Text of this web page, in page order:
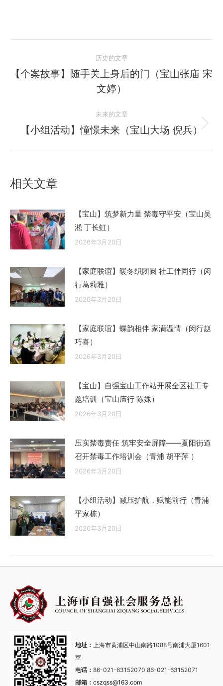
章
历史的文章
历
史
章：
【个案故事】随手关上身后的门（宝山张庙 宋
文婷）
未来的文章
未
【小组活动】憧憬未来（宝山大场 倪兵）
相关文章
【宝山】筑梦新力量 禁毒守平安（宝山吴
淞 丁长虹）
2026年3月20日
【家庭联谊】暖冬织团圆 社工伴同行（闵
行葛莉雅）
2026年3月20日
【家庭联谊】蝶韵相伴 家满温情（闵行赵
巧喜）
2026年3月20日
【宝山】自强宝山工作站开展全区社工专
题培训（宝山庙行 陈姝）
2026年3月20日
压实禁毒责任 筑牢安全屏障——夏阳街道
召开禁毒工作培训会（青浦 胡平萍 ）
2026年3月20日
【小组活动】减压护航，赋能前行（青浦
平家栋）
2026年3月20日
地址： 上海市黄浦区中山南路1088号南浦大厦1601
室
电话： 86-021-63152070 86-021-63152071
邮箱： cszqss@163.com